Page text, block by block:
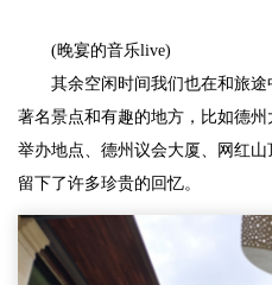
(晚宴的音乐live)
其余空闲时间我们也在和旅
著名景点和有趣的地方，比如德
举办地点、德州议会大厦、网红山
留下了许多珍贵的回忆。